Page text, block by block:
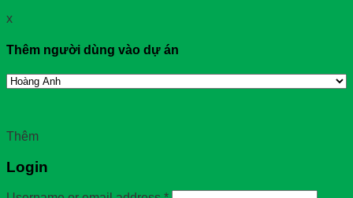
x
Thêm người dùng vào dự án
Thêm
Login